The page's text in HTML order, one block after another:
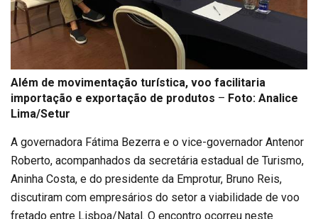
Além de movimentação turística, voo facilitaria
importação e exportação de produtos – Foto: Analice
Lima/Setur
A governadora Fátima Bezerra e o vice-governador Antenor
Roberto, acompanhados da secretária estadual de Turismo,
Aninha Costa, e do presidente da Emprotur, Bruno Reis,
discutiram com empresários do setor a viabilidade de voo
fretado entre Lisboa/Natal. O encontro ocorreu neste